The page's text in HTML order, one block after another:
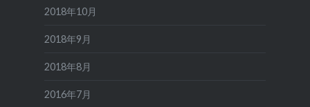
2018年10月
2018年9月
2018年8月
2016年7月